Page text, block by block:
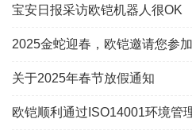
宝安日报采访欧铠机器人很OK
2025金蛇迎春，欧铠邀请您参
关于2025年春节放假通知
欧铠顺利通过ISO14001环境管